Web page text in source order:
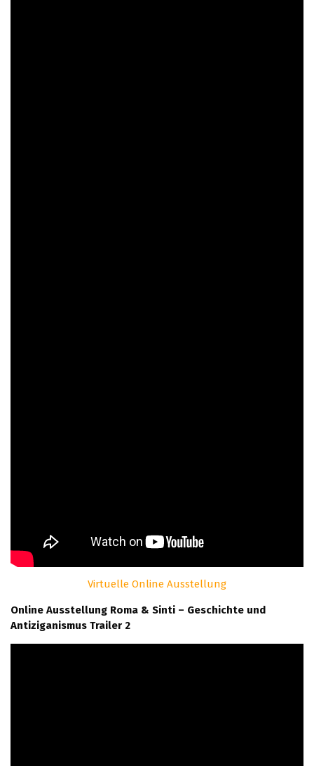
Virtuelle Online Ausstellung
Online Ausstellung Roma & Sinti – Geschichte und
Antiziganismus Trailer 2